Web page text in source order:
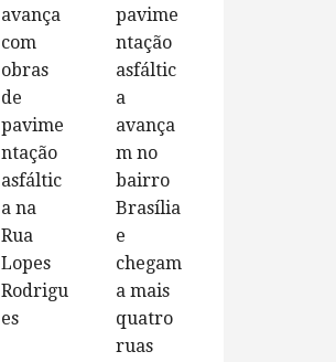
avança
com
obras
de
pavime
ntação
asfáltic
a na
Rua
Lopes
Rodrigu
es
pavime
ntação
asfáltic
a
avança
m no
bairro
Brasília
e
chegam
a mais
quatro
ruas